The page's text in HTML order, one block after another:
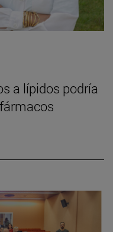
a lípidos podría